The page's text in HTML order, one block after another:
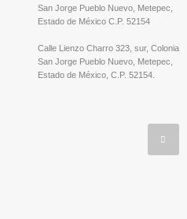
San Jorge Pueblo Nuevo, Metepec,
Estado de México C.P. 52154
Calle Lienzo Charro 323, sur, Colonia
San Jorge Pueblo Nuevo, Metepec,
Estado de México, C.P. 52154.